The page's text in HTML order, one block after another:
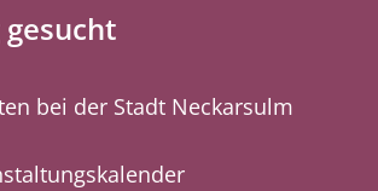
bei der Stadt Neckarsulm